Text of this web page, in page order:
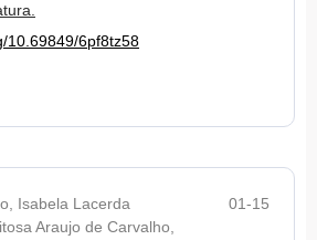
10.69849/6pf8tz58
Isabela Lacerda
Araujo de Carvalho,
01-15